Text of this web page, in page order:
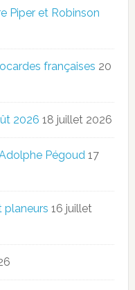
Piper et Robinson
françaises 20
2026 18 juillet 2026
Pégoud 17
planeurs 16 juillet